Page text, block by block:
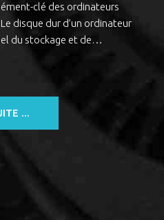
clé des ordinateurs
disque dur d’un ordinateur
du stockage et de…
...